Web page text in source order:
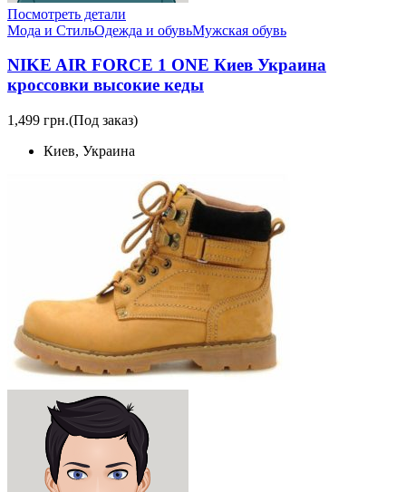
Посмотреть детали
Мода и СтильОдежда и обувьМужская обувь
NIKE AIR FORCE 1 ONE Киев Украина
кроссовки высокие кеды
1,499 грн.(Под заказ)
Киев, Украина